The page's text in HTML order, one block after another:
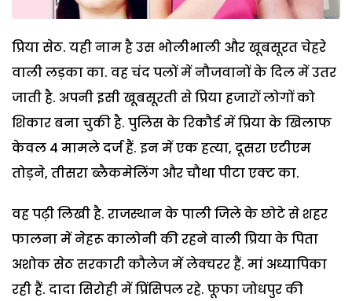
प्रिया सेठ. यही नाम है उस भोलीभाली और खूबसूरत चेहरे
वाली लड़का का. वह चंद पलों में नौजवानों के दिल में उतर
जाती है. अपनी इसी खूबसूरती से प्रिया हजारों लोगों को
शिकार बना चुकी है. पुलिस के रिकौर्ड में प्रिया के खिलाफ
केवल 4 मामले दर्ज हैं. इन में एक हत्या, दूसरा एटीएम
तोड़ने, तीसरा ब्लैकमेलिंग और चौथा पीटा एक्ट का.
वह पढ़ी लिखी है. राजस्थान के पाली जिले के छोटे से शहर
फालना में नेहरू कालोनी की रहने वाली प्रिया के पिता
अशोक सेठ सरकारी कौलेज में लेक्चरर हैं. मां अध्यापिका
रही हैं. दादा सिरोही में प्रिंसिपल रहे. फूफा जोधपुर की